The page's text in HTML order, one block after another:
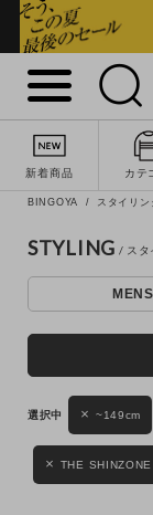
新着商品 カテ
キーワード
性別
MENS
BINGOYA スタイリン
STYLING
MENS
~149cm
THE SHINZONE